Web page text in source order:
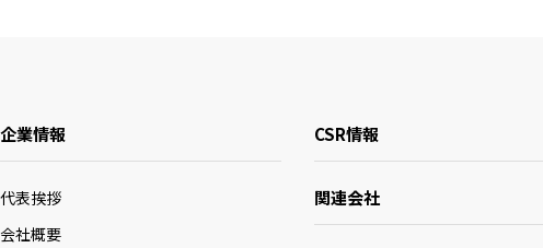
企業情報
代表挨拶
会社概要
CSR情報
関連会社